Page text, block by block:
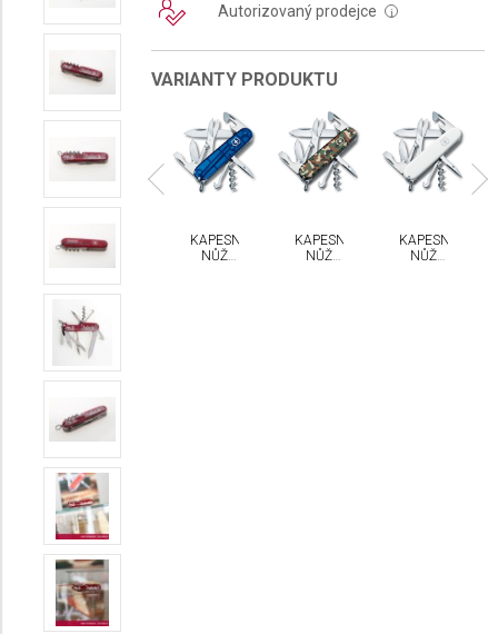
Autorizovaný prodejce i
VARIANTY PRODUKTU
KAPESNÍ
NŮŽ
VICTORINOX
CLIMBER
KAPESNÍ
NŮŽ
KAPESNÍ
NŮŽ
KAPESNÍ
NŮŽ